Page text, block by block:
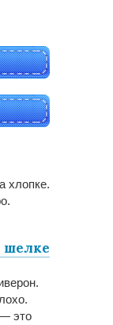
хлопке.
шелке
это